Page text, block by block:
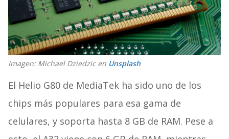
Imagen: Michael Dziedzicen Unsplash
El Helio G80 de MediaTek ha sido uno de los
chips más populares para esa gama de
celulares, y soporta hasta 8 GB de RAM. Pese a